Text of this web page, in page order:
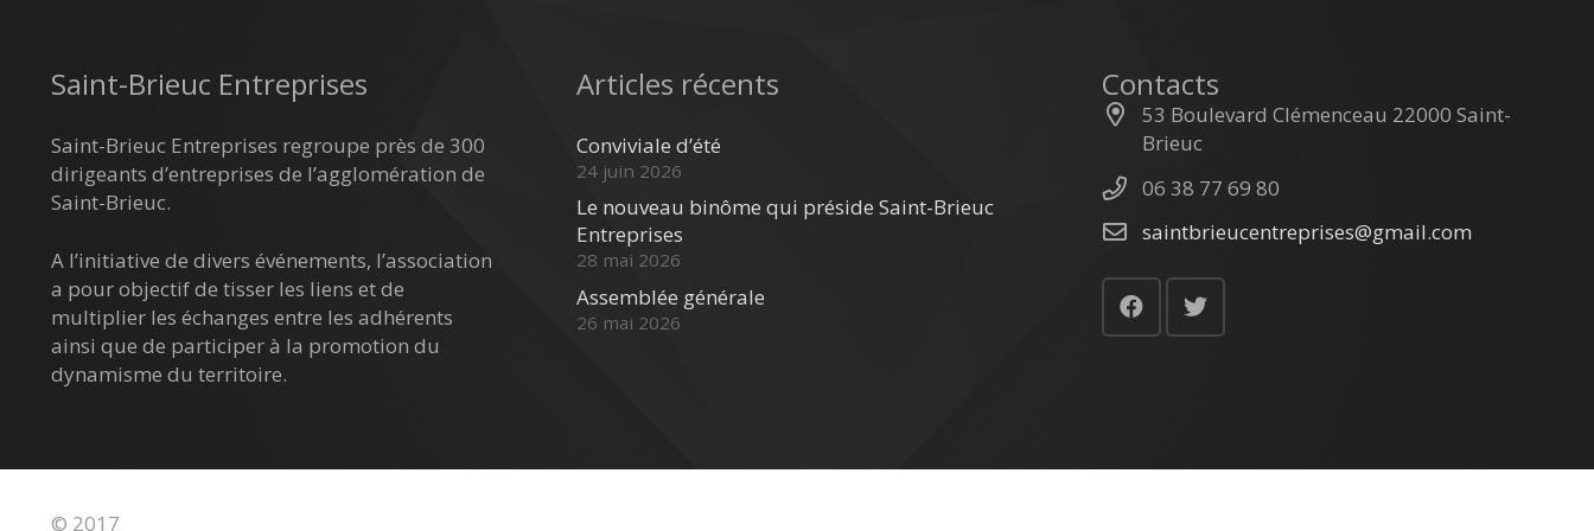
Saint-Brieuc Entreprises
Saint-Brieuc Entreprises regroupe près de 300
dirigeants d’entreprises de l’agglomération de
Saint-Brieuc.
A l’initiative de divers événements, l’association
a pour objectif de tisser les liens et de
multiplier les échanges entre les adhérents
ainsi que de participer à la promotion du
dynamisme du territoire.
Articles récents
Conviviale d’été
24 juin 2026
Le nouveau binôme qui préside Saint-Brieuc
Entreprises
28 mai 2026
Assemblée générale
26 mai 2026
Contacts
53 Boulevard Clémenceau 22000 Saint-
Brieuc
06 38 77 69 80
saintbrieucentreprises@gmail.com
© 2017